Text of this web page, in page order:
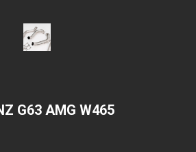
G63 AMG W465